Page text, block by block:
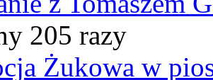
205 razy
Żukowa w